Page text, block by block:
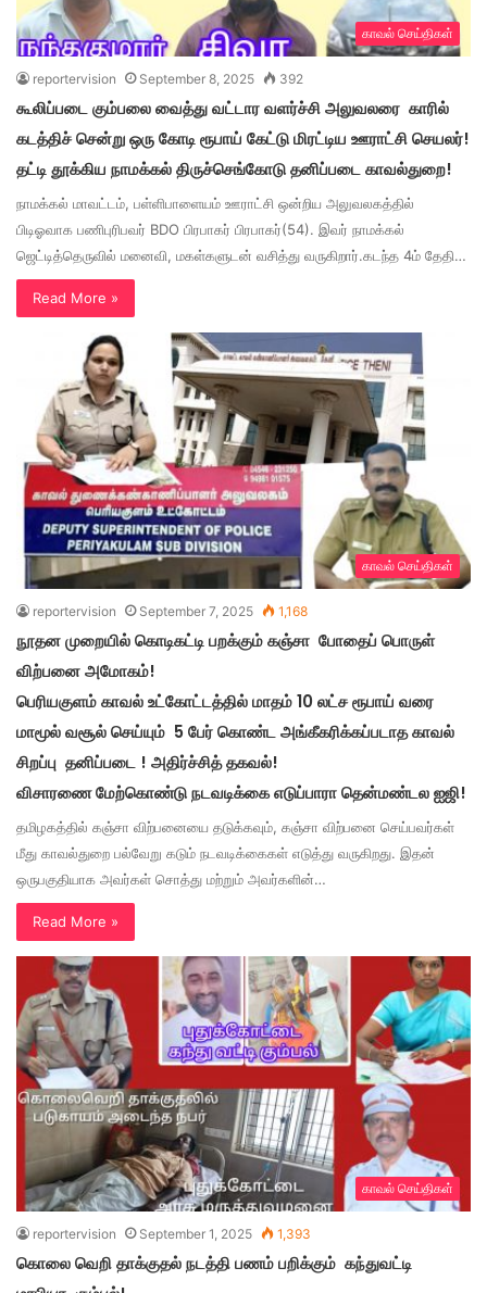
காவல் செய்திகள்
reportervision September 8, 2025 392
கூலிப்படை கும்பலை வைத்து வட்டார வளர்ச்சி அலுவலரை காரில்
கடத்திச் சென்று ஒரு கோடி ரூபாய் கேட்டு மிரட்டிய ஊராட்சி செயலர்!
தட்டி தூக்கிய நாமக்கல் திருச்செங்கோடு தனிப்படை காவல்துறை!
நாமக்கல் மாவட்டம், பள்ளிபாளையம் ஊராட்சி ஒன்றிய அலுவலகத்தில்
பிடிஓவாக பணிபுரிபவர் BDO பிரபாகர் பிரபாகர்(54). இவர் நாமக்கல்
ஜெட்டித்தெருவில் மனைவி, மகள்களுடன் வசித்து வருகிறார்.கடந்த 4ம் தேதி…
Read More »
காவல் செய்திகள்
reportervision September 7, 2025 1,168
நூதன முறையில் கொடிகட்டி பறக்கும் கஞ்சா போதைப் பொருள்
விற்பனை அமோகம்!
பெரியகுளம் காவல் உட்கோட்டத்தில் மாதம் 10 லட்ச ரூபாய் வரை
மாமூல் வசூல் செய்யும் 5 பேர் கொண்ட அங்கீகரிக்கப்படாத காவல்
சிறப்பு தனிப்படை ! அதிர்ச்சித் தகவல்!
விசாரணை மேற்கொண்டு நடவடிக்கை எடுப்பாரா தென்மண்டல ஐஜி!
தமிழகத்தில் கஞ்சா விற்பனையை தடுக்கவும், கஞ்சா விற்பனை செய்பவர்கள்
மீது காவல்துறை பல்வேறு கடும் நடவடிக்கைகள் எடுத்து வருகிறது. இதன்
ஒருபகுதியாக அவர்கள் சொத்து மற்றும் அவர்களின்…
Read More »
காவல் செய்திகள்
reportervision September 1, 2025 1,393
கொலை வெறி தாக்குதல் நடத்தி பணம் பறிக்கும் கந்துவட்டி